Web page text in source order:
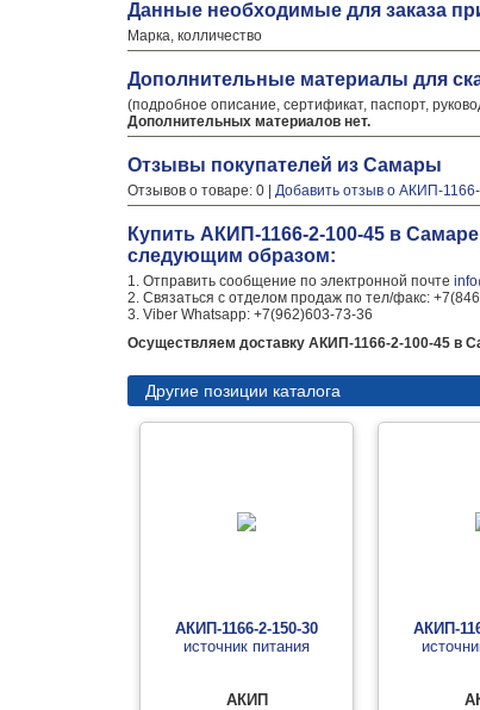
Данные необходимые для заказа
Марка, колличество
Дополнительные материалы для
(подробное описание, сертификат, паспорт,
Дополнительных материалов нет.
Отзывы покупателей из Самары
Отзывов о товаре: 0 | Добавить отзыв о АКИП-
Купить АКИП-1166-2-100-45 в
следующим образом:
1. Отправить сообщение по электронной почте
2. Связаться с отделом продаж по тел/факс:
3. Viber Whatsapp: +7(962)603-73-36
Осуществляем доставку АКИП-1166-2-100-45 в
Другие позиции каталога
АКИП-1166-2-150-30
источник питания
АКИП
АКИП-